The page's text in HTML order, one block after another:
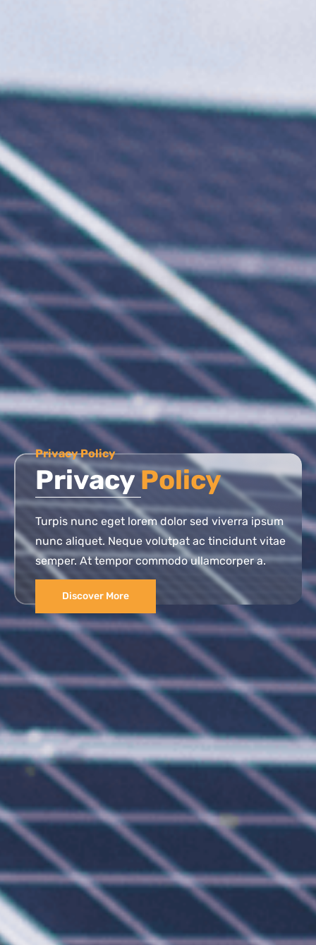
Privacy Policy
PrivacyPolicy
Turpis nunc eget lorem dolor sed viverra ipsum
nunc aliquet. Neque volutpat ac tincidunt vitae
semper. At tempor commodo ullamcorper a.
Discover More